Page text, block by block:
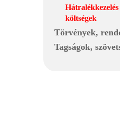
költségek
Törvények,
Tagságok,